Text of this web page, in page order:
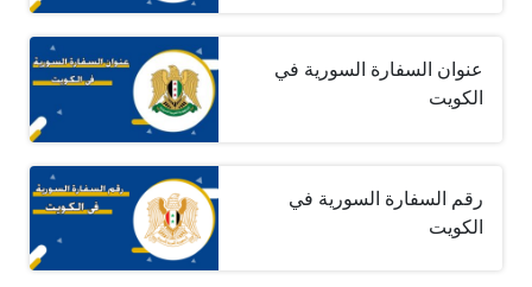
عنوان السفارة السورية في
الكويت
رقم السفارة السورية في
الكويت